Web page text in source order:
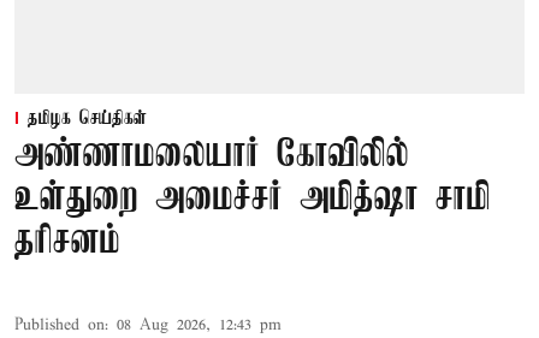
தமிழக செய்திகள்
அண்ணாமலையார் கோவிலில்
உள்துறை அமைச்சர் அமித்ஷா சாமி
தரிசனம்
Published on: 08 Aug 2026, 12:43 pm